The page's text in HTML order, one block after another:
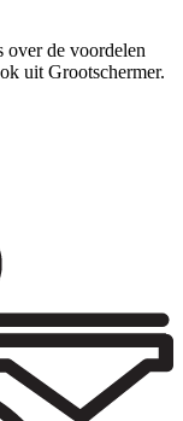
over de voordelen
uit Grootschermer.